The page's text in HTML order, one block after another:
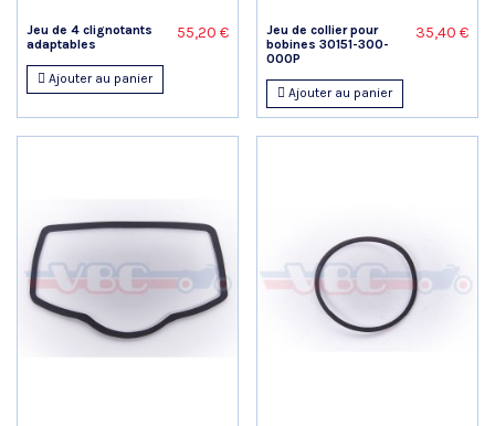
Jeu de 4 clignotants
adaptables
55,20 €
Ajouter au panier
Jeu de collier pour
bobines 30151-300-
000P
35,40 €
Ajouter au panier